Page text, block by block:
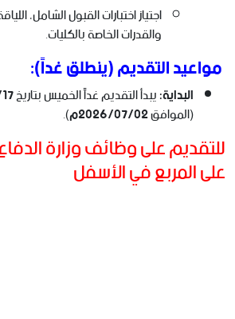
اجتياز اختبارات القبول الشامل،
والقدرات الخاصة بالكليات.
مواعيد التقديم (ينطلق غداً):
البداية:يبدأ التقديم غداً الخميس بتاريخ
(الموافق2026/07/02م ).
للتقديم على وظائف وزارة
على المربع في الأسفل